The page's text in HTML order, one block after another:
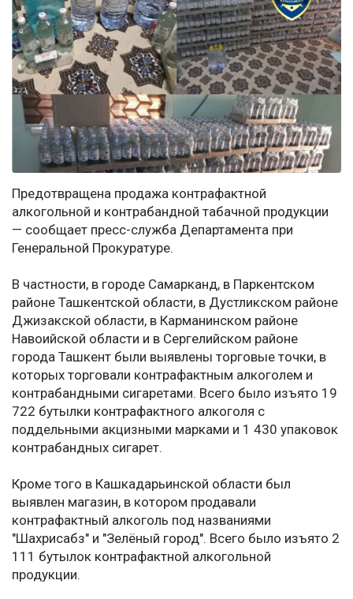
Предотвращена продажа контрафактной
алкогольной и контрабандной табачной продукции
— сообщает пресс-служба Департамента при
Генеральной Прокуратуре.
В частности, в городе Самарканд, в Паркентском
районе Ташкентской области, в Дустликском районе
Джизакской области, в Карманинском районе
Навоийской области и в Сергелийском районе
города Ташкент были выявлены торговые точки, в
которых торговали контрафактным алкоголем и
контрабандными сигаретами. Всего было изъято 19
722 бутылки контрафактного алкоголя с
поддельными акцизными марками и 1 430 упаковок
контрабандных сигарет.
Кроме того в Кашкадарьинской области был
выявлен магазин, в котором продавали
контрафактный алкоголь под названиями
"Шахрисабз" и "Зелёный город". Всего было изъято 2
111 бутылок контрафактной алкогольной
продукции.